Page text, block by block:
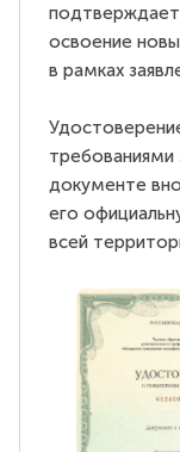
освоение
в рамках
требованиями
документе
его
всей